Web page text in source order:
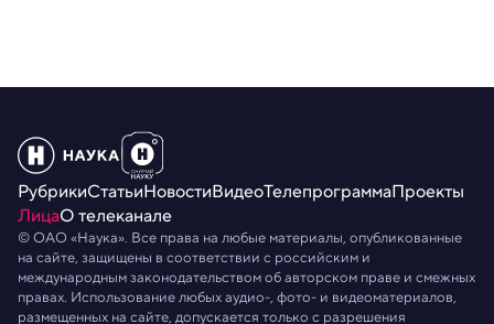
РубрикиСтатьиНовостиВидеоТелепрограммаПроекты
ЛицаО телеканале
© ОАО «Наука». Все права на любые материалы, опубликованные
на сайте, защищены в соответствии с российским и
международным законодательством об авторском праве и смежных
правах. Использование любых аудио-, фото- и видеоматериалов,
размещенных на сайте, допускается только с разрешения